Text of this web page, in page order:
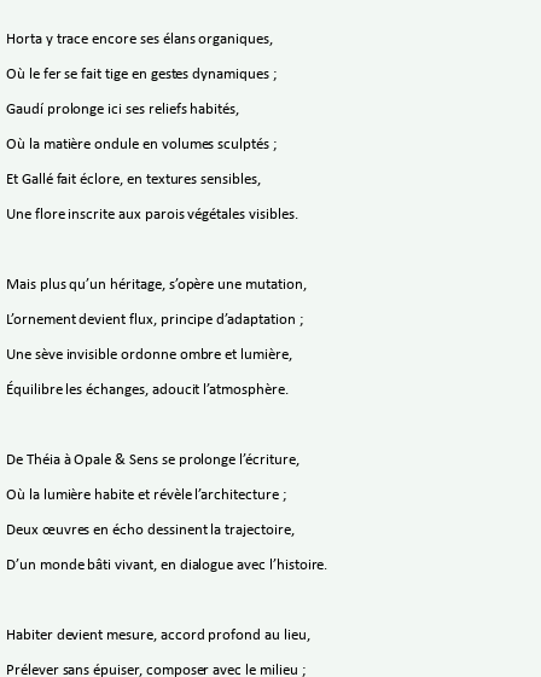
Horta y trace encore ses élans organiques,
Où le fer se fait tige en gestes dynamiques ;
Gaudí prolonge ici ses reliefs habités,
Où la matière ondule en volumes sculptés ;
Et Gallé fait éclore, en textures sensibles,
Une flore inscrite aux parois végétales visibles.
Mais plus qu’un héritage, s’opère une mutation,
L’ornement devient flux, principe d’adaptation ;
Une sève invisible ordonne ombre et lumière,
Équilibre les échanges, adoucit l’atmosphère.
De Théia à Opale & Sens se prolonge l’écriture,
Où la lumière habite et révèle l’architecture ;
Deux œuvres en écho dessinent la trajectoire,
D’un monde bâti vivant, en dialogue avec l’histoire.
Habiter devient mesure, accord profond au lieu,
Prélever sans épuiser, composer avec le milieu ;